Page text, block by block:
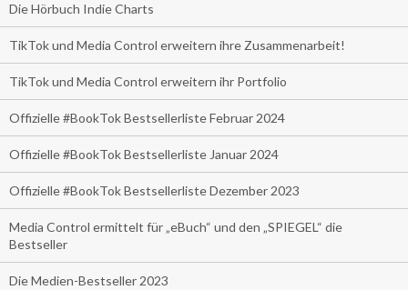
Die Hörbuch Indie Charts
TikTok und Media Control erweitern ihre Zusammenarbeit!
TikTok und Media Control erweitern ihr Portfolio
Offizielle #BookTok Bestsellerliste Februar 2024
Offizielle #BookTok Bestsellerliste Januar 2024
Offizielle #BookTok Bestsellerliste Dezember 2023
Media Control ermittelt für „eBuch“ und den „SPIEGEL“ die
Bestseller
Die Medien-Bestseller 2023